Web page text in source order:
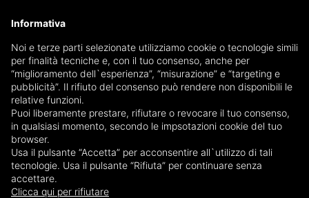
Receive a copy of the newspaper by mail
Choose newspaper
4 results for
Receive a copy of the newspaper by mail
Edition
×Torino Prestige
E-mail
I am of age, I have read and accept theconditionsand privacy
disclaimer
Informativa
Noi e terze parti selezionate utilizziamo cookie o tecnologie simili
per finalità tecniche e, con il tuo consenso, anche per
“miglioramento dell`esperienza”, “misurazione” e “targeting e
pubblicità”. Il rifiuto del consenso può rendere non disponibili le
relative funzioni.
Puoi liberamente prestare, rifiutare o revocare il tuo consenso,
in qualsiasi momento, secondo le impsotazioni cookie del tuo
browser.
Usa il pulsante “Accetta” per acconsentire all`utilizzo di tali
tecnologie. Usa il pulsante “Rifiuta” per continuare senza
accettare.
Clicca qui per rifiutare